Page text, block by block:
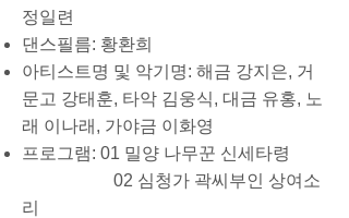
정일련
댄스필름: 황환희
아티스트명 및 악기명: 해금 강지은, 거
문고 강태훈, 타악 김웅식, 대금 유홍, 노
래 이나래, 가야금 이화영
프로그램: 01 밀양 나무꾼 신세타령
02 심청가 곽씨부인 상여소
리